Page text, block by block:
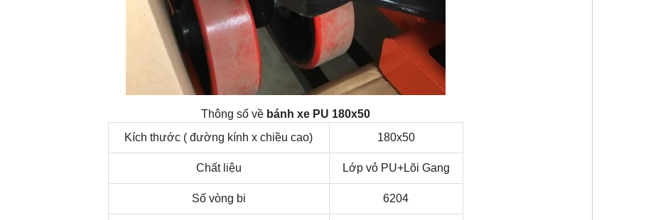
Thông số về bánh xe PU 180x50
Kích thước ( đường kính x chiều cao)
180x50
Chất liệu Lớp vỏ PU+Lõi Gang
Số vòng bi 6204